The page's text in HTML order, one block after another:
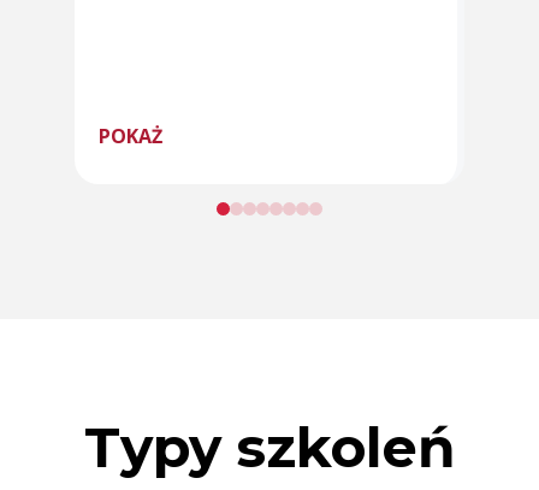
POKAŻ
Typy szkoleń